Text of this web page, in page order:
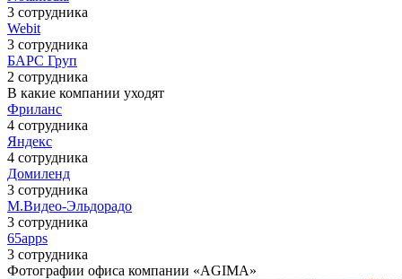
3 сотрудника
Webit
3 сотрудника
БАРС Груп
2 сотрудника
В какие компании уходят
Фриланс
4 сотрудника
Яндекс
4 сотрудника
Домиленд
3 сотрудника
М.Видео-Эльдорадо
3 сотрудника
65apps
3 сотрудника
Фотографии офиса компании «AGIMA»